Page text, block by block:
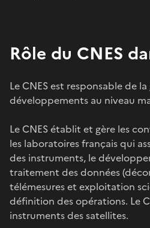
Rôle du CNES
Le CNES est responsable de
développements au niveau
Le CNES établit et gère les
les laboratoires français qui
des instruments, le
traitement des données
télémesures et exploitation
définition des opérations. Le
instruments des satellites.